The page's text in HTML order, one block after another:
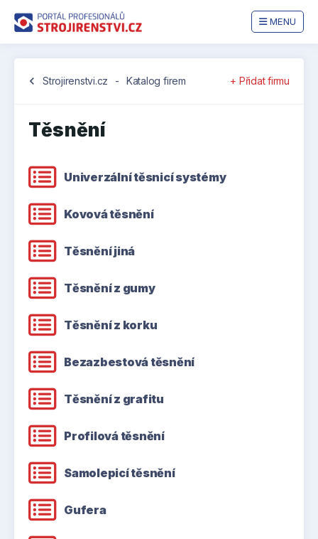
MENU
chevron_left Strojirenstvi.cz - Katalog firem + Přidat firmu
Těsnění
Univerzální těsnicí systémy
Kovová těsnění
Těsnění jiná
Těsnění z gumy
Těsnění z korku
Bezazbestová těsnění
Těsnění z grafitu
Profilová těsnění
Samolepicí těsnění
Gufera